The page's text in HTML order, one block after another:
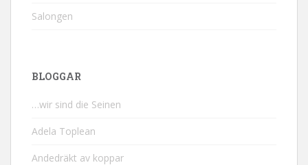
Salongen
BLOGGAR
…wir sind die Seinen
Adela Toplean
Andedräkt av koppar